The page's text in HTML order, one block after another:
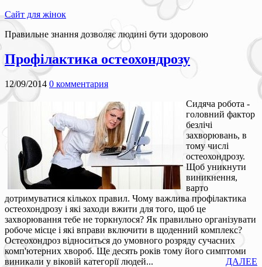
Сайт для жінок
Правильне знання дозволяє людині бути здоровою
Профілактика остеохондрозу
12/09/2014 0 комментария
Сидяча робота -
головний фактор
безлічі
захворювань, в
тому числі
остеохондрозу.
Щоб уникнути
виникнення,
варто
дотримуватися кількох правил. Чому важлива профілактика
остеохондрозу і які заходи вжити для того, щоб це
захворювання тебе не торкнулося? Як правильно організувати
робоче місце і які вправи включити в щоденний комплекс?
Остеохондроз відноситься до умовного розряду сучасних
комп'ютерних хвороб. Ще десять років тому його симптоми
виникали у віковій категорії людей...
ДАЛЕЕ